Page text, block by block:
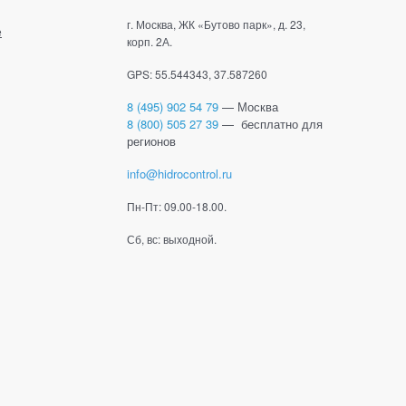
г. Москва, ЖК «Бутово парк», д. 23,
корп. 2А.
GPS: 55.544343, 37.587260
8 (495) 902 54 79 — Москва
8 (800) 505 27 39 — бесплатно для
регионов
info@hidrocontrol.ru
Пн-Пт: 09.00-18.00.
Сб, вс: выходной.